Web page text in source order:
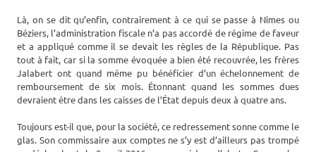
Là, on se dit qu’enfin, contrairement à ce qui se passe à Nîmes ou
Béziers, l’administration fiscale n’a pas accordé de régime de faveur
et a appliqué comme il se devait les règles de la République. Pas
tout à fait, car si la somme évoquée a bien été recouvrée, les frères
Jalabert ont quand même pu bénéficier d’un échelonnement de
remboursement de six mois. Étonnant quand les sommes dues
devraient être dans les caisses de l’État depuis deux à quatre ans.
Toujours est-il que, pour la société, ce redressement sonne comme le
glas. Son commissaire aux comptes ne s’y est d’ailleurs pas trompé